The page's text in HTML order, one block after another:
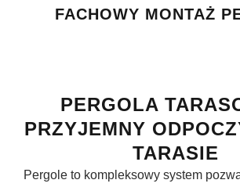
FACHOWY MONTAŻ
PERGOLA
PRZYJEMNY
TARASIE
Pergole to kompleksowy system